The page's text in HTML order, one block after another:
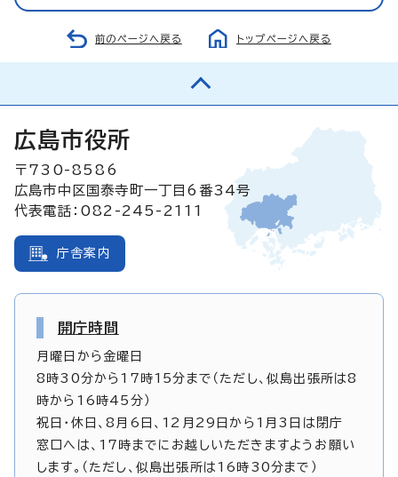
前のページへ戻る トップページへ戻る
広島市役所
〒730-8586
広島市中区国泰寺町一丁目6番34号
代表電話：082-245-2111
庁舎案内
開庁時間
月曜日から金曜日
8時30分から17時15分まで（ただし、似島出張所は8
時から16時45分）
祝日・休日、8月6日、12月29日から1月3日は閉庁
窓口へは、17時までにお越しいただきますようお願い
します。（ただし、似島出張所は16時30分まで）